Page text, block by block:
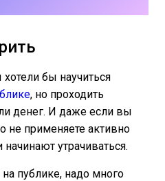
бы научиться
, но проходить
денег. И даже если вы
не применяете активно
утрачиваться.
публике, надо много